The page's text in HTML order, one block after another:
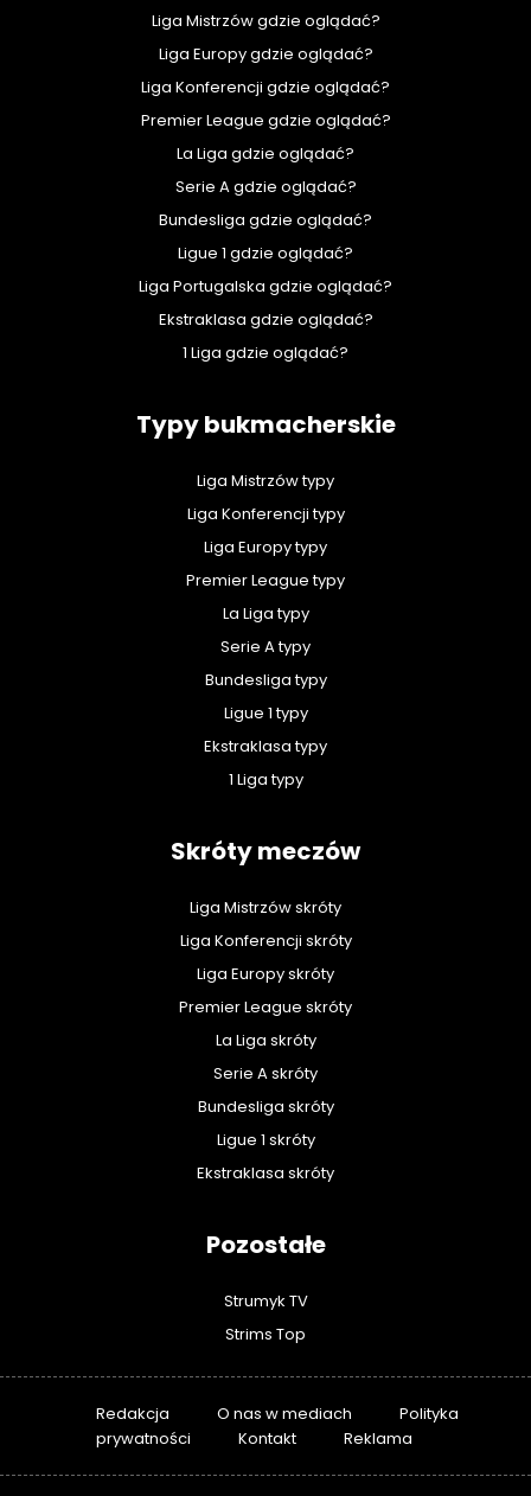
Liga Mistrzów gdzie oglądać?
Liga Europy gdzie oglądać?
Liga Konferencji gdzie oglądać?
Premier League gdzie oglądać?
La Liga gdzie oglądać?
Serie A gdzie oglądać?
Bundesliga gdzie oglądać?
Ligue 1 gdzie oglądać?
Liga Portugalska gdzie oglądać?
Ekstraklasa gdzie oglądać?
1 Liga gdzie oglądać?
Typy bukmacherskie
Liga Mistrzów typy
Liga Konferencji typy
Liga Europy typy
Premier League typy
La Liga typy
Serie A typy
Bundesliga typy
Ligue 1 typy
Ekstraklasa typy
1 Liga typy
Skróty meczów
Liga Mistrzów skróty
Liga Konferencji skróty
Liga Europy skróty
Premier League skróty
La Liga skróty
Serie A skróty
Bundesliga skróty
Ligue 1 skróty
Ekstraklasa skróty
Pozostałe
Strumyk TV
Strims Top
Redakcja O nas w mediach
Polityka
prywatności
Kontakt Reklama